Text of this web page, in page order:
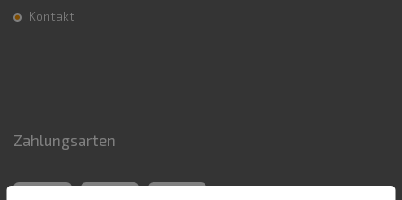
Kontakt
Zahlungsarten